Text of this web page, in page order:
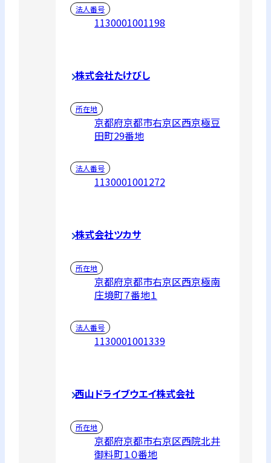
法人番号
1130001001198
株式会社たけびし
所在地
京都府京都市右京区西京極豆
田町29番地
法人番号
1130001001272
株式会社ツカサ
所在地
京都府京都市右京区西京極南
庄境町７番地１
法人番号
1130001001339
西山ドライブウエイ株式会社
所在地
京都府京都市右京区西院北井
御料町１０番地